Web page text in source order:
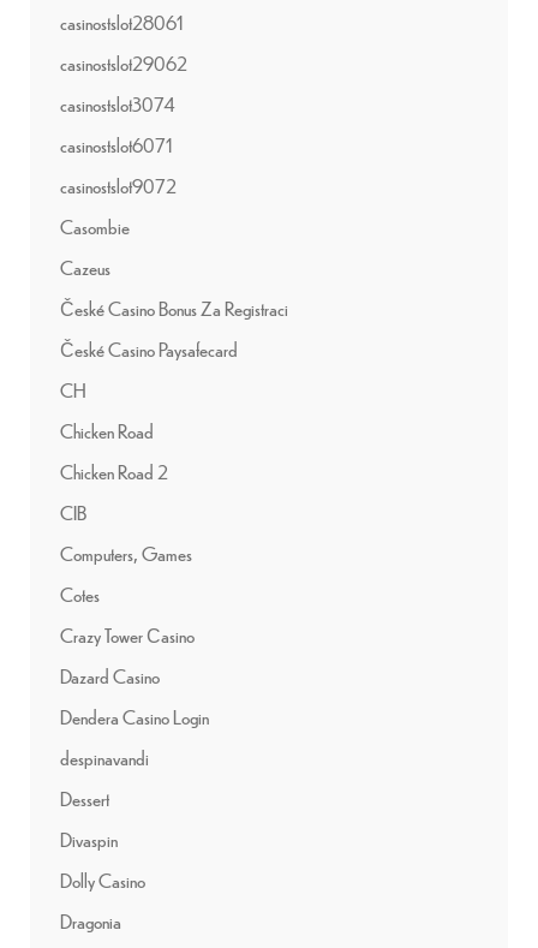
casinostslot28061
casinostslot29062
casinostslot3074
casinostslot6071
casinostslot9072
Casombie
Cazeus
České Casino Bonus Za Registraci
České Casino Paysafecard
CH
Chicken Road
Chicken Road 2
CIB
Computers, Games
Cotes
Crazy Tower Сasino
Dazard Casino
Dendera Casino Login
despinavandi
Dessert
Divaspin
Dolly Casino
Dragonia